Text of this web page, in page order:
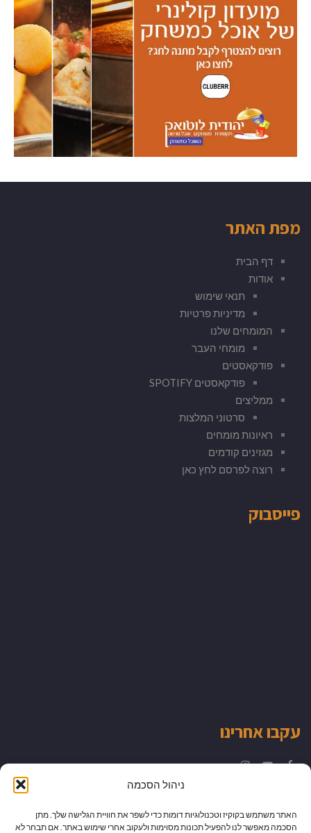
ניהול הסכמה
האתר משתמש בקוקיז וטכנולוגיות דומות כדי לשפר את חוויית הגלישה שלך. מתן
הסכמה מאפשר לנו להפעיל תכונות מסוימות ולעקוב אחרי שימוש באתר. אם תבחר לא
מפת האתר
דף הבית
אודות
תנאי שימוש
מדיניות פרטיות
המומחים שלנו
מומחי העבר
פודקאסטים
פודקאסטים SPOTIFY
ממליצים
סרטוני המלצות
ראיונות מומחים
מגזינים קודמים
רוצה לפרסם לחץ כאן
פייסבוק
עקבו אחרינו